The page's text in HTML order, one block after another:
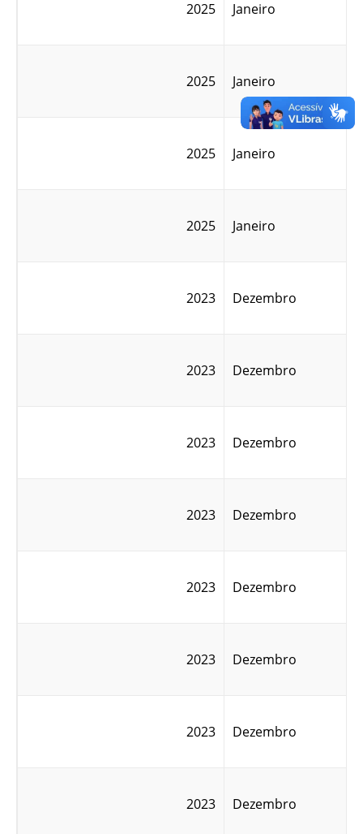
2025 Janeiro
2025 Janeiro
2025 Janeiro
2025 Janeiro
2023 Dezembro
2023 Dezembro
2023 Dezembro
2023 Dezembro
2023 Dezembro
2023 Dezembro
2023 Dezembro
2023 Dezembro